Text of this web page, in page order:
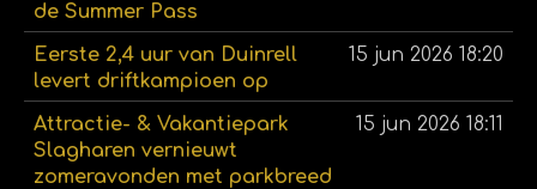
de Summer Pass
Eerste 2,4 uur van Duinrell
levert driftkampioen op
15 jun 2026 18:20
Attractie- & Vakantiepark
Slagharen vernieuwt
zomeravonden met parkbreed
15 jun 2026 18:11